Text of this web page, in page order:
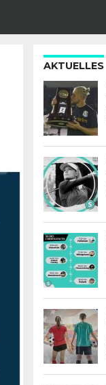
AKTUELLES